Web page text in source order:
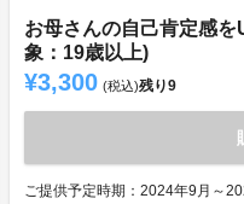
お母さんの自己肯定感
象：19歳以上)
¥3,300 (税込)残り9
ご提供予定時期：2024年9月～